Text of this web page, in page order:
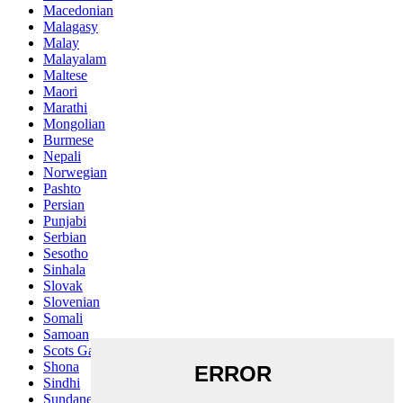
Macedonian
Malagasy
Malay
Malayalam
Maltese
Maori
Marathi
Mongolian
Burmese
Nepali
Norwegian
Pashto
Persian
Punjabi
Serbian
Sesotho
Sinhala
Slovak
Slovenian
Somali
Samoan
Scots Gaelic
Shona
Sindhi
Sundanese